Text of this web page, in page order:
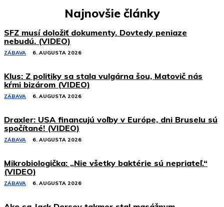
Najnovšie články
SFZ musí doložiť dokumenty. Dovtedy peniaze
nebudú. (VIDEO)
ZÁBAVA 6. AUGUSTA 2026
Klus: Z politiky sa stala vulgárna šou, Matovič nás
kŕmi bizárom (VIDEO)
ZÁBAVA 6. AUGUSTA 2026
Draxler: USA financujú voľby v Európe, dni Bruselu sú
spočítané! (VIDEO)
ZÁBAVA 6. AUGUSTA 2026
Mikrobiologička: „Nie všetky baktérie sú nepriateľ.“
(VIDEO)
ZÁBAVA 6. AUGUSTA 2026